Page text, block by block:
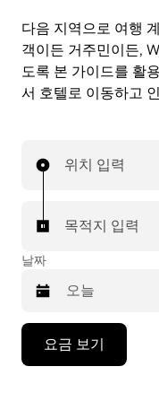
다음 지역으로 여행
객이든 거주민이든,
도록 본 가이드를 활
서 호텔로 이동하고
위치 입력
목적지 입력
날짜
요금 보기